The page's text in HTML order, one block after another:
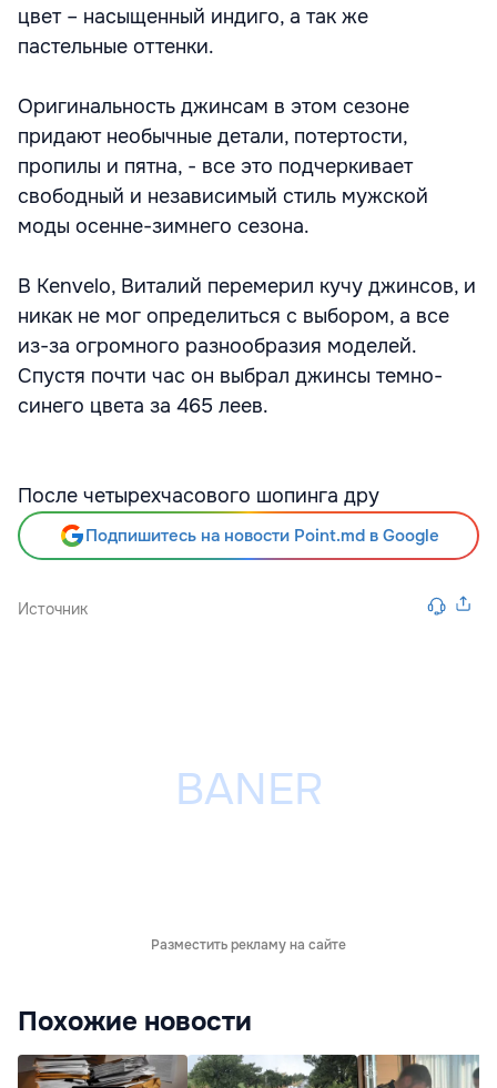
цвет – насыщенный индиго, а так же
пастельные оттенки.
Оригинальность джинсам в этом сезоне
придают необычные детали, потертости,
пропилы и пятна, - все это подчеркивает
свободный и независимый стиль мужской
моды осенне-зимнего сезона.
В Kenvelo, Виталий перемерил кучу джинсов, и
никак не мог определиться с выбором, а все
из-за огромного разнообразия моделей.
Спустя почти час он выбрал джинсы темно-
синего цвета за 465 леев.
После четырехчасового шопинга дру
Подпишитесь на новости Point.md в Google
Источник
Разместить рекламу на сайте
Похожие новости